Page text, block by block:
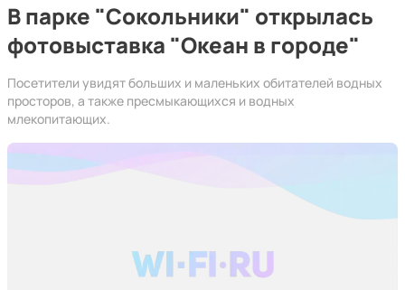
В парке "Сокольники" открылась
фотовыставка "Океан в городе"
Посетители увидят больших и маленьких обитателей водных
просторов, а также пресмыкающихся и водных
млекопитающих.